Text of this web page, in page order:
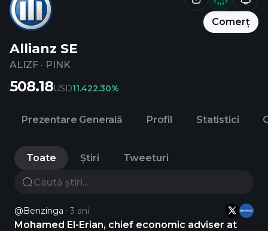
Comerț
Allianz SE
ALIZF · PINK
508.18USD11.422.30%
Prezentare Generală Profil Statistici
Toate Știri Tweeturi
@Benzinga 3 ani
Mohamed El-Erian, chief economic adviser at